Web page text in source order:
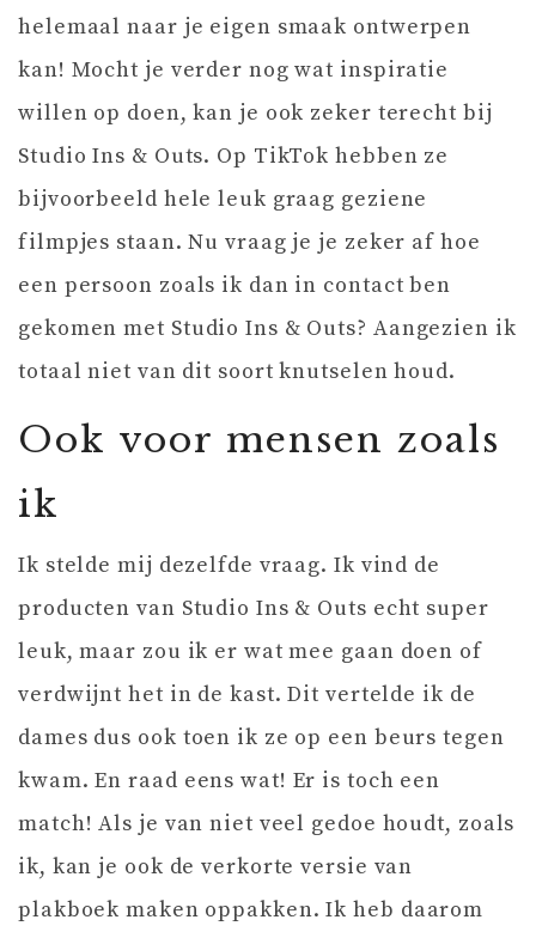
helemaal naar je eigen smaak ontwerpen
kan! Mocht je verder nog wat inspiratie
willen op doen, kan je ook zeker terecht bij
Studio Ins & Outs. Op TikTok hebben ze
bijvoorbeeld hele leuk graag geziene
filmpjes staan. Nu vraag je je zeker af hoe
een persoon zoals ik dan in contact ben
gekomen met Studio Ins & Outs? Aangezien ik
totaal niet van dit soort knutselen houd.
Ook voor mensen zoals
ik
Ik stelde mij dezelfde vraag. Ik vind de
producten van Studio Ins & Outs echt super
leuk, maar zou ik er wat mee gaan doen of
verdwijnt het in de kast. Dit vertelde ik de
dames dus ook toen ik ze op een beurs tegen
kwam. En raad eens wat! Er is toch een
match! Als je van niet veel gedoe houdt, zoals
ik, kan je ook de verkorte versie van
plakboek maken oppakken. Ik heb daarom